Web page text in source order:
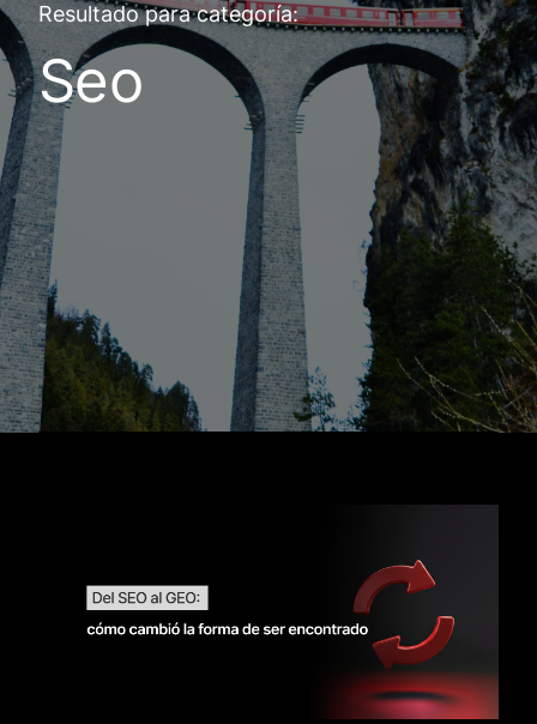
Resultado para categoría:
Seo